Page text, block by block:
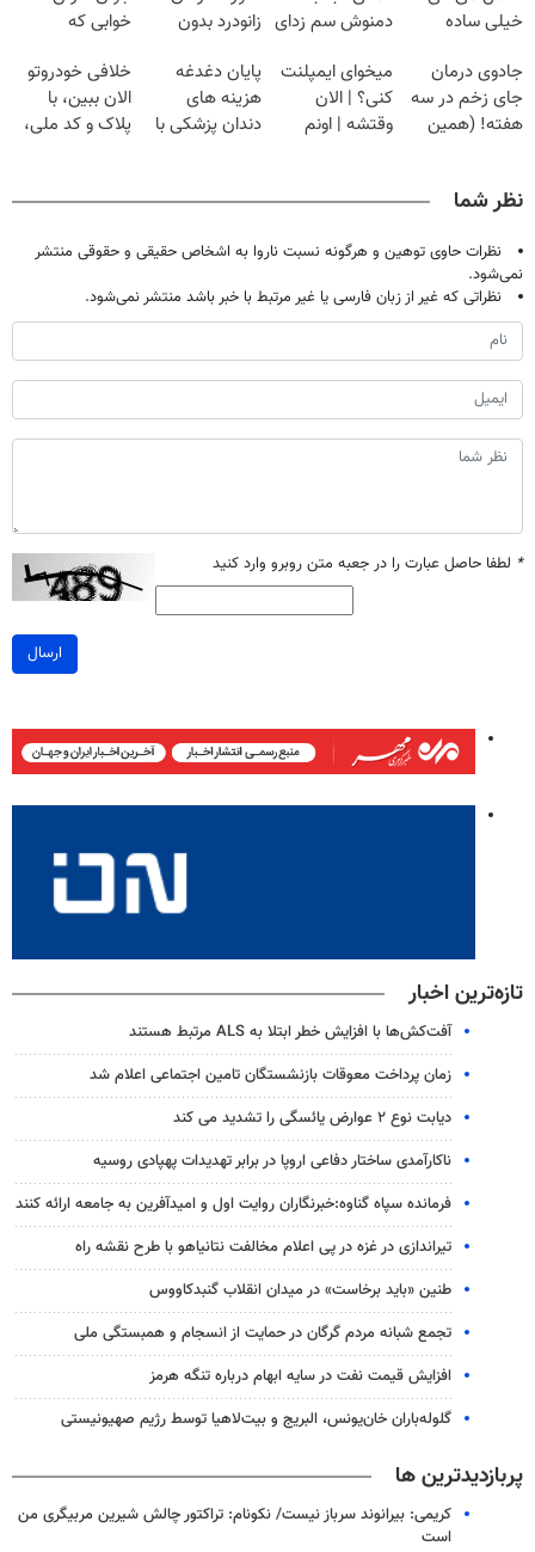
خیلی ساده
کن
دمنوش سم زدای زانودرد بدون
خوابی که
آموزش رایگان
جادوی درمان
جای زخم در سه
هفته! (همین
میخوای ایمپلنت
کنی؟ | الان
وقتشه | اونم
پایان دغدغه
هزینه های
دندان پزشکی با
خلافی خودروتو
الان ببین، با
پلاک و کد ملی،
نظر شما
نظرات حاوی توهین و هرگونه نسبت ناروا به اشخاص حقیقی و حقوقی منتشر
نمی‌شود.
نظراتی که غیر از زبان فارسی یا غیر مرتبط با خبر باشد منتشر نمی‌شود.
* لطفا حاصل عبارت را در جعبه متن روبرو وارد کنید
ارسال
تازه‌ترین اخبار
آفت‌کش‌ها با افزایش خطر ابتلا به ALS مرتبط هستند
زمان پرداخت معوقات بازنشستگان تامین اجتماعی اعلام شد
دیابت نوع ۲ عوارض یائسگی را تشدید می کند
ناکارآمدی ساختار دفاعی اروپا در برابر تهدیدات پهپادی روسیه
فرمانده سپاه گناوه:خبرنگاران روایت اول و امیدآفرین به جامعه ارائه کنند
تیراندازی در غزه در پی اعلام مخالفت نتانیاهو با طرح نقشه راه
طنین «باید برخاست» در میدان انقلاب گنبدکاووس
تجمع شبانه مردم گرگان در حمایت از انسجام و همبستگی ملی
افزایش قیمت نفت در سایه ابهام درباره تنگه هرمز
گلوله‌باران خان‌یونس، البریج و بیت‌لاهیا توسط رژیم صهیونیستی
پربازدیدترین ها
کریمی: بیرانوند سرباز نیست/ نکونام: تراکتور چالش شیرین مربیگری من
است